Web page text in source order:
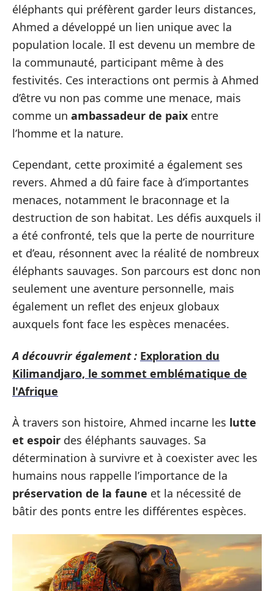
éléphants qui préfèrent garder leurs distances,
Ahmed a développé un lien unique avec la
population locale. Il est devenu un membre de
la communauté, participant même à des
festivités. Ces interactions ont permis à Ahmed
d’être vu non pas comme une menace, mais
comme un ambassadeur de paix entre
l’homme et la nature.
Cependant, cette proximité a également ses
revers. Ahmed a dû faire face à d’importantes
menaces, notamment le braconnage et la
destruction de son habitat. Les défis auxquels il
a été confronté, tels que la perte de nourriture
et d’eau, résonnent avec la réalité de nombreux
éléphants sauvages. Son parcours est donc non
seulement une aventure personnelle, mais
également un reflet des enjeux globaux
auxquels font face les espèces menacées.
A découvrir également : Exploration du
Kilimandjaro, le sommet emblématique de
l'Afrique
À travers son histoire, Ahmed incarne les lutte
et espoir des éléphants sauvages. Sa
détermination à survivre et à coexister avec les
humains nous rappelle l’importance de la
préservation de la faune et la nécessité de
bâtir des ponts entre les différentes espèces.